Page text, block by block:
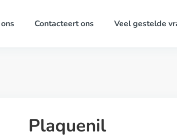
Contacteert ons Veel gestelde
Plaquenil